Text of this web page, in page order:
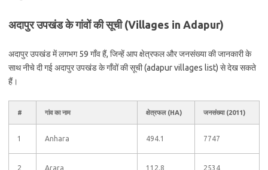
अदापुर उपखंड के गांवों की सूची (Villages in Adapur)
अदापुर उपखंड में लगभग 59 गाँव हैं, जिन्हें आप क्षेत्रफल और जनसंख्या की जानकारी के
साथ नीचे दी गई अदापुर उपखंड के गाँवों की सूची (adapur villages list) से देख सकते
हैं।
# गांव का नाम क्षेत्रफल (HA) जनसंख्या (2011)
1 Anhara 494.1 7747
2 Arara 112.8 2534